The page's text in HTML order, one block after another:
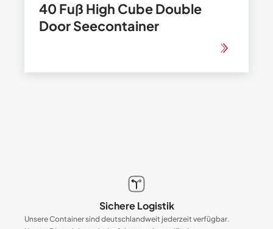
40 Fuß High Cube Double
Door Seecontainer
Sichere Logistik
Unsere Container sind deutschlandweit jederzeit verfügbar.